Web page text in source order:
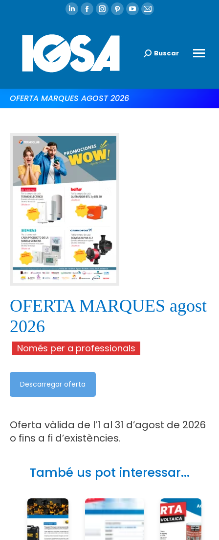
Buscar
OFERTA MARQUES AGOST 2026
OFERTA MARQUES agost
2026
Només per a professionals
Descarregar oferta
Oferta vàlida de l’1 al 31 d’agost de 2026
o fins a fi d’existències.
També us pot interessar...